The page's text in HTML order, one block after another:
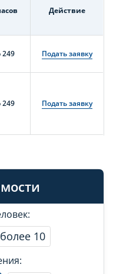
Действие
249 Подать заявку
249 Подать заявку
более 10